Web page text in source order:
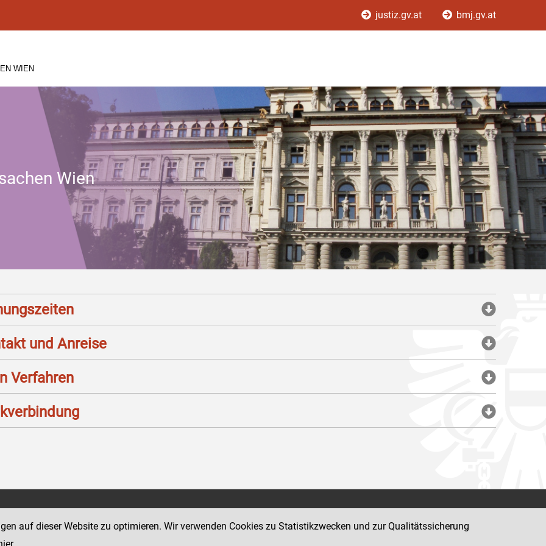
justiz.gv.at bmj.gv.at
WIEN
Wien
und Anreise
Verfahren
11
der Justiz und des BMJ
Impressum
auf dieser Website zu optimieren. Wir verwenden Cookies zu Statistikzwecken und zur Qualitätssicherung